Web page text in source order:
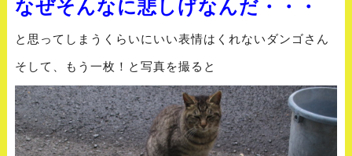
なぜそんなに悲しげなんだ・・・
と思ってしまうくらいにいい表情はくれないダンゴさん
そして、もう一枚！と写真を撮ると